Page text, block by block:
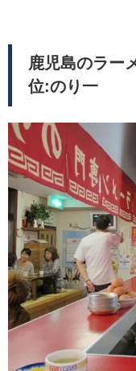
鹿児島のラー
位:のり一